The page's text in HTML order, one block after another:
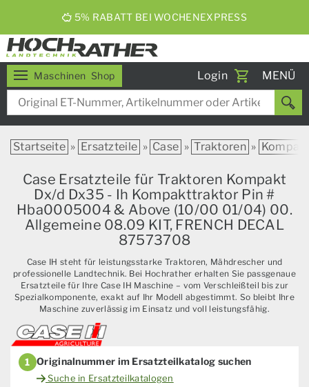
5% RABATT BEI WOCHENEXPRESS
Maschinen Shop Login
Toggle
MENÜ
Startseite » Ersatzteile » Case » Traktoren »
Case Ersatzteile für Traktoren Kompakt
Dx/d Dx35 - Ih Kompakttraktor Pin #
Hba0005004 & Above (10/00 01/04) 00.
Allgemeine 08.09 KIT, FRENCH DECAL
87573708
Case IH steht für leistungsstarke Traktoren, Mähdrescher und
professionelle Landtechnik. Bei Hochrather erhalten Sie passgenaue
Ersatzteile für Ihre Case IH Maschine – vom Verschleißteil bis zur
Spezialkomponente, exakt auf Ihr Modell abgestimmt. So bleibt Ihre
Maschine zuverlässig im Einsatz und voll leistungsfähig.
1 Originalnummer im Ersatzteilkatalog suchen
Suche in Ersatzteilkatalogen